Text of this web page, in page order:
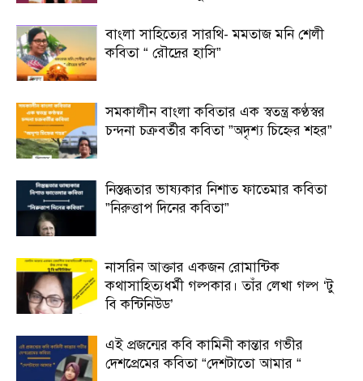
বাংলা সাহিত্যের সারথি- মমতাজ মনি শেলী
কবিতা “ রৌদ্রের হাসি”
সমকালীন বাংলা কবিতার এক স্বতন্ত্র কণ্ঠস্বর
চন্দনা চক্রবর্তীর কবিতা ”অদৃশ্য চিহ্নের শহর”
নিস্তব্ধতার ভাষ্যকার নিশাত ফাতেমার কবিতা
”নিরুত্তাপ দিনের কবিতা”
নাসরিন আক্তার একজন রোমান্টিক
কথাসাহিত্যধর্মী গল্পকার। তাঁর লেখা গল্প ‘টু
বি কন্টিনিউড’
এই প্রজন্মের কবি কামিনী কান্তার গভীর
দেশপ্রেমের কবিতা “দেশটাতো আমার “